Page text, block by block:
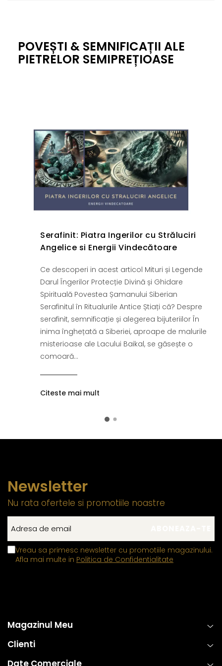
POVEȘTI & SEMNIFICAȚII ALE
PIETRELOR SEMIPREȚIOASE
Serafinit: Piatra Ingerilor cu Străluciri
Angelice si Energii Vindecătoare
Ce descoperi in acest articol Mituri și Legende
Darul Îngerilor Protecție Divină și Ghidare
Spirituală Povestea Șamanului Siberian
Serafinitul în Ritualurile Antice Știați că? Despre
serafinit, semnificație și alegerea bijuteriilor În
inima înghețată a Siberiei, aproape de malurile
misterioase ale Lacului Baikal, se găsește o
comoară...
Citeste mai mult
Newsletter
Nu rata ofertele si promotiile noastre
Vreau sa primesc newsletter cu promotiile magazinului.
Afla mai multe in Politica de Confidentialitate
Magazinul Meu
Clienti
Date Comerciale